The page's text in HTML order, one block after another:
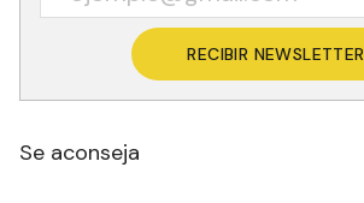
RECIBIR NEWSLETTER
Se aconseja